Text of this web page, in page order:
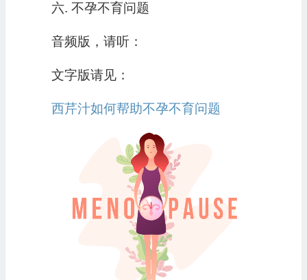
六. 不孕不育问题
音频版，请听：
文字版请见：
西芹汁如何帮助不孕不育问题